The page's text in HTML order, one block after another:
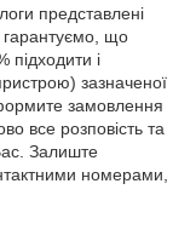
представлені
що
і
зазначеної
замовлення
все розповість та
Залиште
номерами,